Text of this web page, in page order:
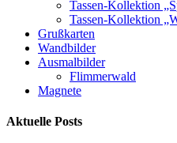
werden
Tassen-Kollektion
Tassen-Kollektion
Grußkarten
Wandbilder
Ausmalbilder
Flimmerwald
Magnete
Aktuelle Posts